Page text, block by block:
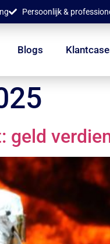
Persoonlijk &
Blogs
geld